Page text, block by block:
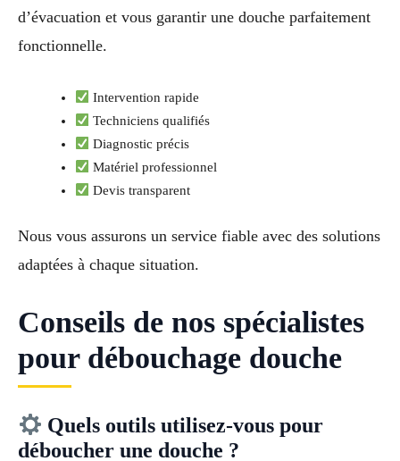
d’évacuation et vous garantir une douche parfaitement
fonctionnelle.
Intervention rapide
Techniciens qualifiés
Diagnostic précis
Matériel professionnel
Devis transparent
Nous vous assurons un service fiable avec des solutions
adaptées à chaque situation.
Conseils de nos spécialistes
pour débouchage douche
Quels outils utilisez-vous pour
déboucher une douche ?